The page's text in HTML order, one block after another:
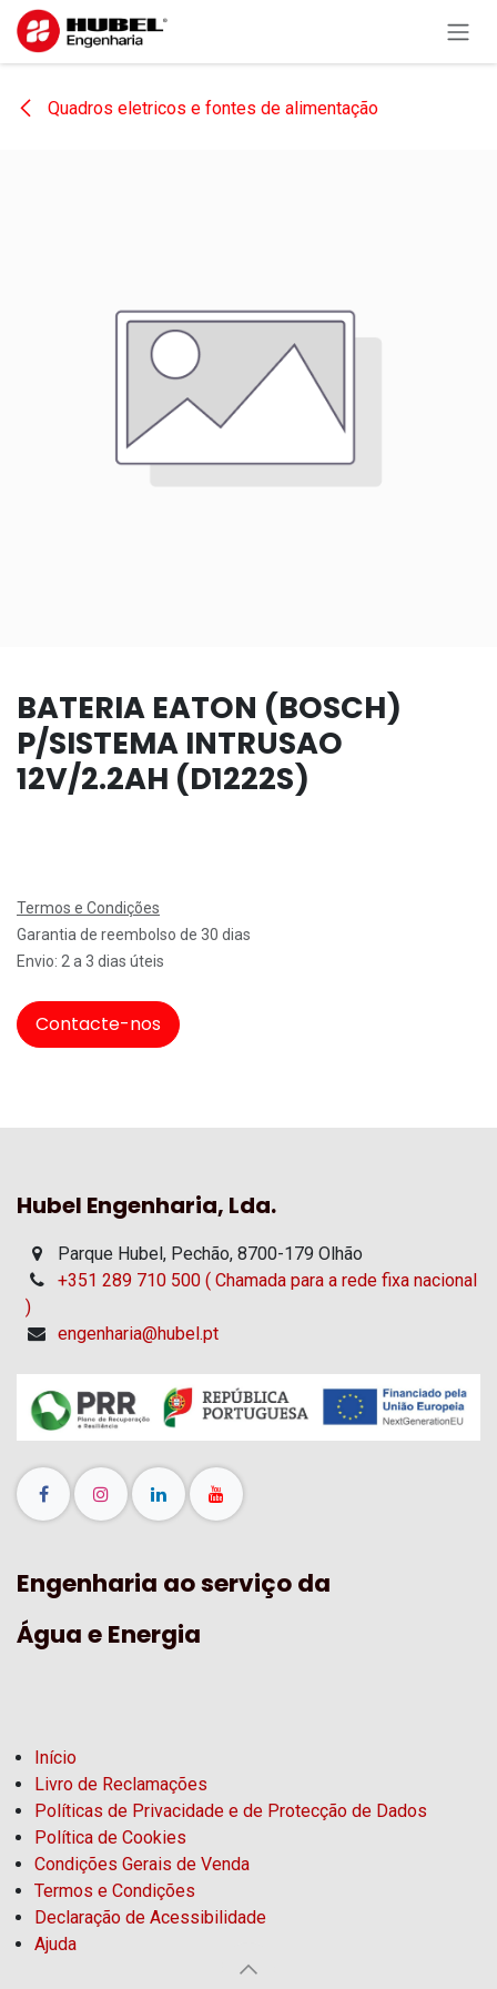
Pular para o conteúdo
Quadros eletricos e fontes de alimentação
BATERIA EATON (BOSCH)
P/SISTEMA INTRUSAO
12V/2.2AH (D1222S)
Termos e Condições
Garantia de reembolso de 30 dias
Envio: 2 a 3 dias úteis
Contacte-nos
Hubel Engenharia, Lda.
Parque Hubel, Pechão, 8700-179 Olhão
+351 289 710 500 ( Chamada para a rede fixa nacional
)
engenharia@hubel.pt
Engenharia ao serviço da
Água e Energia
Início
Livro de Reclamações
Políticas de Privacidade e de Protecção de Dados
Política de Cookies
Condições Gerais de Venda
Termos e Condições
Declaração de Acessibilidade
Ajuda